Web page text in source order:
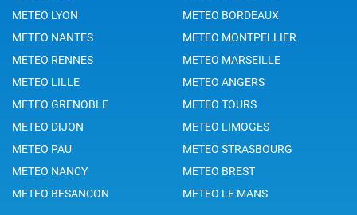
METEO LYON
METEO BORDEAUX
METEO NANTES
METEO MONTPELLIER
METEO RENNES
METEO MARSEILLE
METEO LILLE
METEO ANGERS
METEO GRENOBLE
METEO TOURS
METEO DIJON
METEO LIMOGES
METEO PAU
METEO STRASBOURG
METEO NANCY
METEO BREST
METEO BESANCON
METEO LE MANS